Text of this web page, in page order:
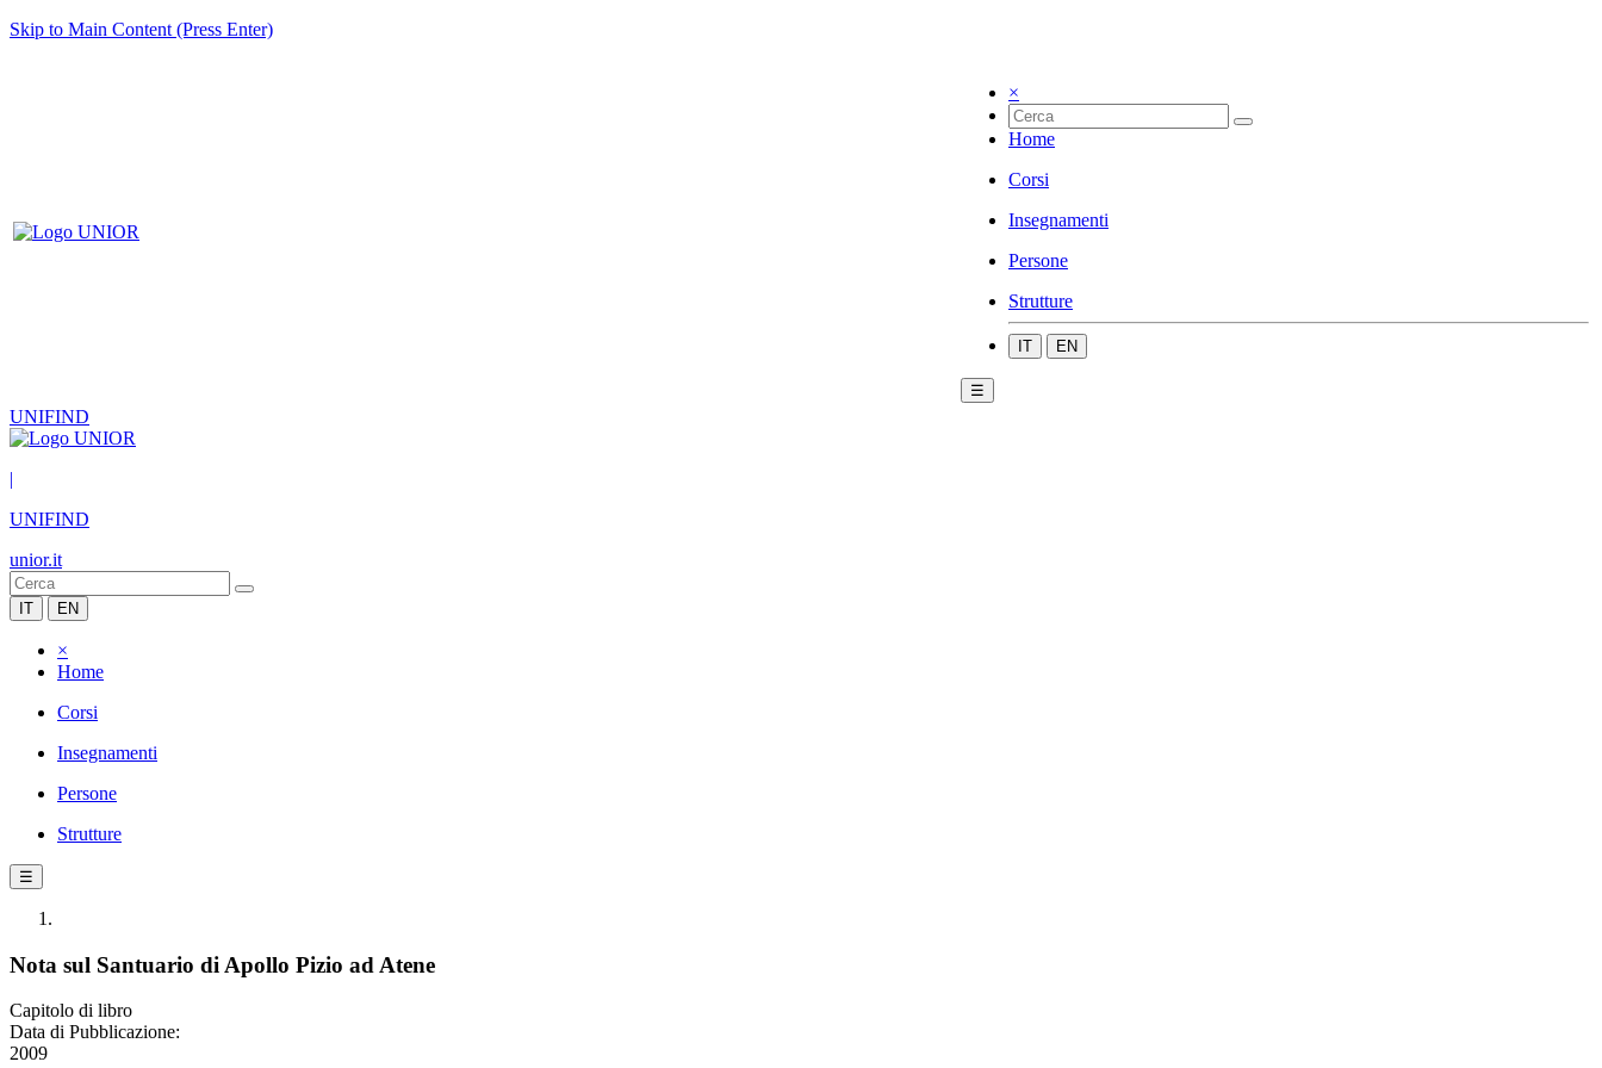
Skip to Main Content (Press Enter)
×
Home
Corsi
Insegnamenti
Persone
Strutture
IT EN
☰
UNIFIND
|
UNIFIND
unior.it
IT EN
×
Home
Corsi
Insegnamenti
Persone
Strutture
☰
Nota sul Santuario di Apollo Pizio ad Atene
Capitolo di libro
Data di Pubblicazione:
2009